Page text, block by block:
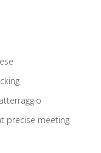
precise meeting